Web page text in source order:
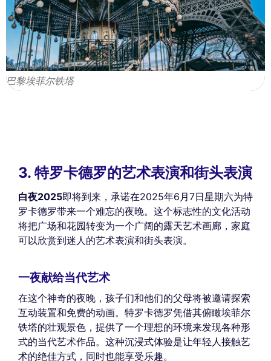
巴黎埃菲尔铁塔
3. 特罗卡德罗的艺术表演和街头表演
白夜2025即将到来，承诺在2025年6月7日星期六为特
罗卡德罗带来一个难忘的夜晚。这个标志性的文化活动
将把广场和花园转变为一个广阔的露天艺术画廊，家庭
可以欣赏到迷人的艺术表演和街头表演。
一夜献给当代艺术
在这个神奇的夜晚，孩子们和他们的父母将被邀请探索
互动装置和免费的动画。特罗卡德罗凭借其俯瞰埃菲尔
铁塔的壮观景色，提供了一个理想的环境来发现各种形
式的当代艺术作品。这种沉浸式体验是让年轻人接触艺
术的绝佳方式，同时也能享受乐趣。